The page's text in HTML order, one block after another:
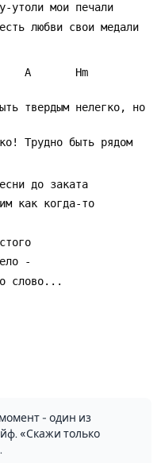
утоли мои печали
любви свои медали
до заката
как когда-то
-
слово...
- один из
«Скажи только